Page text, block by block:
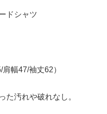
ドシャツ
肩幅47/袖丈62）
た汚れや破れなし。